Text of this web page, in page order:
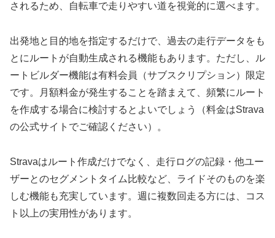
されるため、自転車で走りやすい道を視覚的に選べます。
出発地と目的地を指定するだけで、過去の走行データをも
とにルートが自動生成される機能もあります。ただし、ル
ートビルダー機能は有料会員（サブスクリプション）限定
です。月額料金が発生することを踏まえて、頻繁にルート
を作成する場合に検討するとよいでしょう（料金はStrava
の公式サイトでご確認ください）。
Stravaはルート作成だけでなく、走行ログの記録・他ユー
ザーとのセグメントタイム比較など、ライドそのものを楽
しむ機能も充実しています。週に複数回走る方には、コス
ト以上の実用性があります。